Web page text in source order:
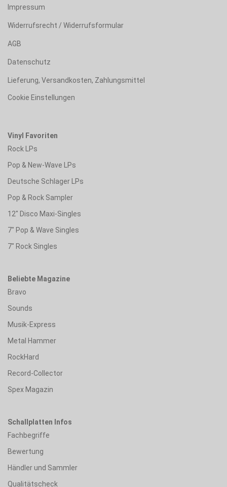
Impressum
Widerrufsrecht / Widerrufsformular
AGB
Datenschutz
Lieferung, Versandkosten, Zahlungsmittel
Cookie Einstellungen
Vinyl Favoriten
Rock LPs
Pop & New-Wave LPs
Deutsche Schlager LPs
Pop & Rock Sampler
12" Disco Maxi-Singles
7" Pop & Wave Singles
7" Rock Singles
Beliebte Magazine
Bravo
Sounds
Musik-Express
Metal Hammer
RockHard
Record-Collector
Spex Magazin
Schallplatten Infos
Fachbegriffe
Bewertung
Händler und Sammler
Qualitätscheck